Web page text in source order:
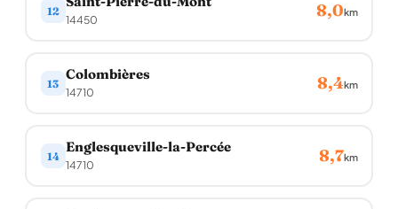
12
14450 8,0km
13
Colombières
14710 8,4km
14
Englesqueville-la-Percée
14710 8,7km